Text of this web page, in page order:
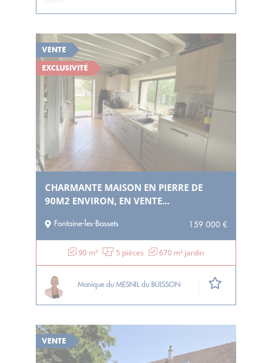
VENTE
EXCLUSIVITÉ
CHARMANTE MAISON EN PIERRE DE
90M2 ENVIRON, EN VENTE...
Fontaine-les-Bassets 159 000 €
90 m² 5 pièces 670 m² jardin
Monique du MESNIL du BUISSON
VENTE